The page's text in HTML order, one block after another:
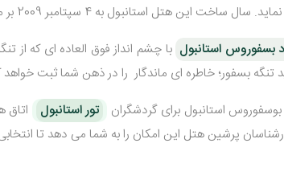
استانبول با چشم انداز فوق العاده ای که از
بسفور؛ خاطره ای ماندگار را در ذهن شما ثبت خواهد
استانبول برای گردشگران
تور استانبول
اتاق
پرشین هتل این امکان را به شما می دهد تا انتخابی